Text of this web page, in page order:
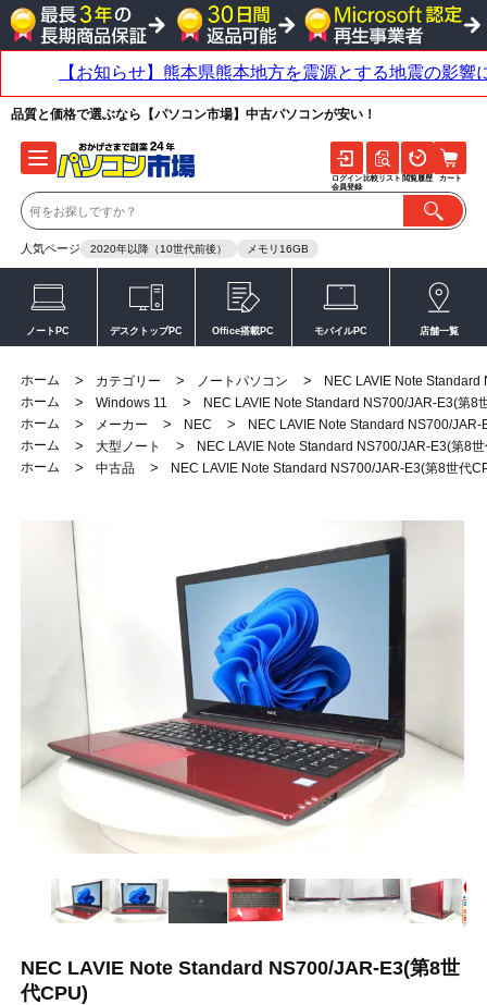
品質と価格で選ぶなら【パソコン市場】中古パソコンが安い！
人気ページ 2020年以降（10世代前後） メモリ16GB
ログイン
会員登録
比較リスト 閲覧履歴 カート
ノートPC デスクトップPC Office搭載PC モバイルPC 店舗一覧
ホーム > カテゴリー > ノートパソコン >
NEC LAVIE Note
ホーム
> Windows 11 >
NEC LAVIE Note Standard NS700/JAR-E3(第8
ホーム
> メーカー > NEC >
NEC LAVIE Note Standard NS700/
ホーム
> 大型ノート >
NEC LAVIE Note Standard NS700/JAR-E3(第8
ホーム
> 中古品 > NEC LAVIE Note Standard NS700/JAR-E3(第8世代
NEC LAVIE Note Standard NS700/JAR-E3(第8世
代CPU)